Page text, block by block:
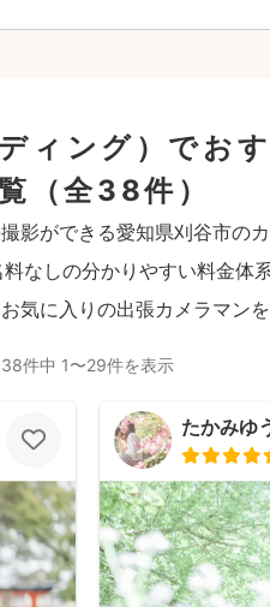
ィング）でお
（全38件）
影ができる愛知県刈谷市のカ
なしの分かりやすい料金体系
気に入りの出張カメラマン
38件中 1〜29件を表示
たかみゆ